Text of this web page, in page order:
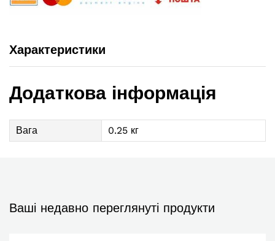
Характеристики
Додаткова інформація
Вага 0.25 кг
Ваші недавно переглянуті продукти